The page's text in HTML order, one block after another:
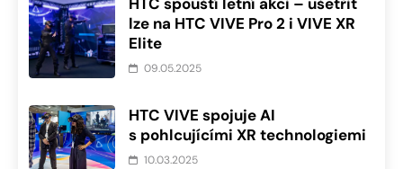
lze na HTC VIVE Pro 2 i VIVE XR
Elite
09.05.2025
HTC VIVE spojuje AI
s pohlcujícími XR technologiemi
10.03.2025